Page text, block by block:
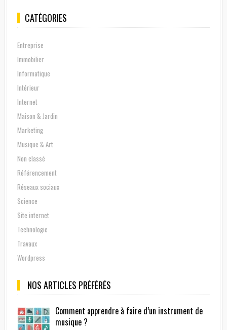
CATÉGORIES
Entreprise
Immobilier
Informatique
Intérieur
Internet
Maison & Jardin
Marketing
Musique & Art
Non classé
Référencement
Réseaux sociaux
Science
Site internet
Technologie
Travaux
Wordpress
NOS ARTICLES PRÉFÉRÉS
Comment apprendre à faire d’un instrument de
musique ?